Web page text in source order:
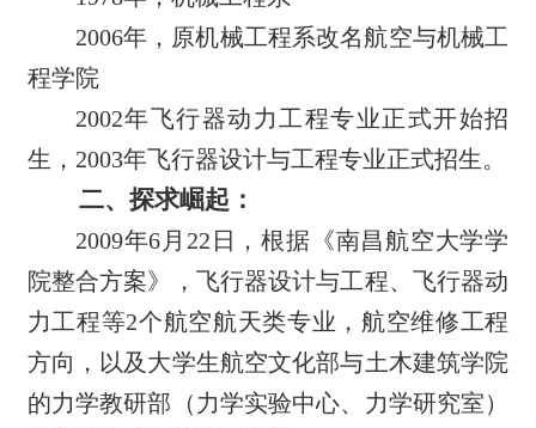
2006年，原机械工程系改名航空与机械工
程学院
2002年飞行器动力工程专业正式开始招
生，2003年飞行器设计与工程专业正式招生。
二、探求崛起：
2009年6月22日，根据《南昌航空大学学
院整合方案》，飞行器设计与工程、飞行器动
力工程等2个航空航天类专业，航空维修工程
方向，以及大学生航空文化部与土木建筑学院
的力学教研部（力学实验中心、力学研究室）